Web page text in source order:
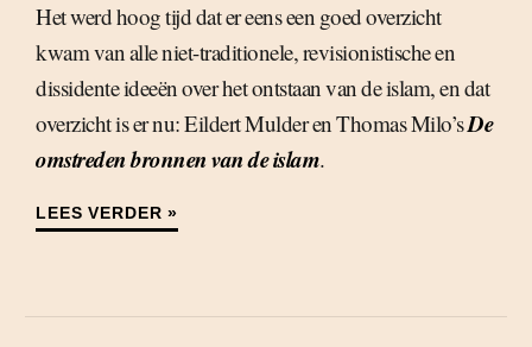
Het werd hoog tijd dat er eens een goed overzicht
kwam van alle niet-traditionele, revisionistische en
dissidente ideeën over het ontstaan van de islam, en dat
overzicht is er nu: Eildert Mulder en Thomas Milo’sDe
omstreden bronnen van de islam.
LEES VERDER »